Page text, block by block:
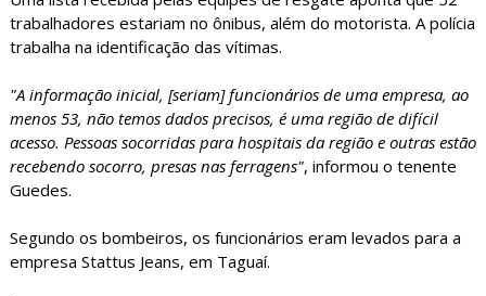
trabalhadores estariam no ônibus, além do motorista. A polícia
trabalha na identificação das vítimas.
"A informação inicial, [seriam] funcionários de uma empresa, ao
menos 53, não temos dados precisos, é uma região de difícil
acesso. Pessoas socorridas para hospitais da região e outras estão
recebendo socorro, presas nas ferragens", informou o tenente
Guedes.
Segundo os bombeiros, os funcionários eram levados para a
empresa Stattus Jeans, em Taguaí.